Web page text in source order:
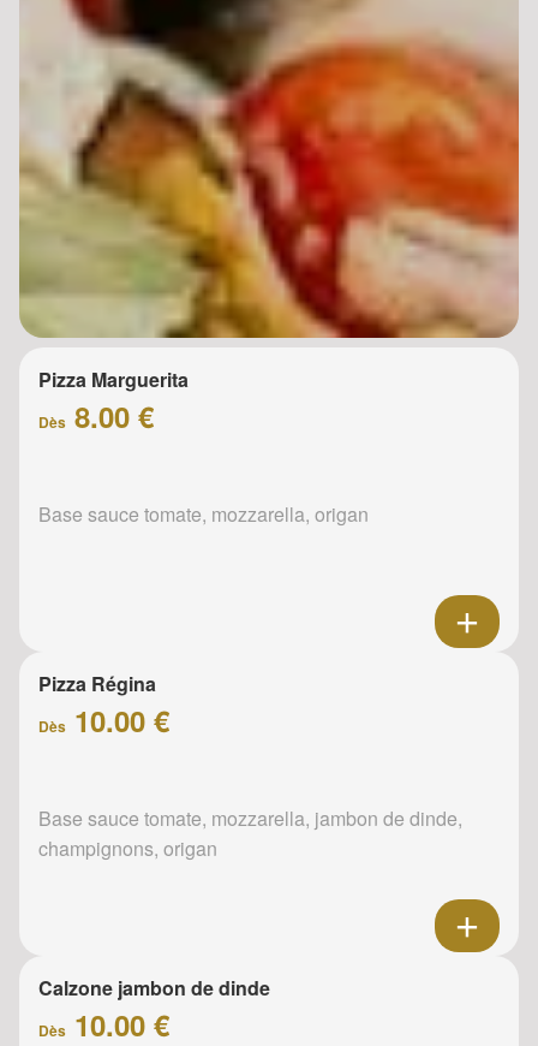
Pizza Marguerita
Dès 8.00 €
Base sauce tomate, mozzarella, origan
Pizza Régina
Dès 10.00 €
Base sauce tomate, mozzarella, jambon de dinde,
champignons, origan
Calzone jambon de dinde
Dès 10.00 €